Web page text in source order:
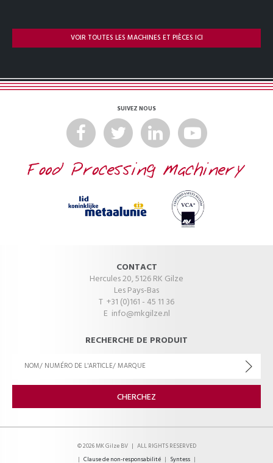
VOIR TOUTES LES MACHINES ET PIÈCES ICI
SUIVEZ NOUS
CONTACT
Hercules 20, 5126 RK Gilze
Les Pays-Bas
T +31 (0)161 - 45 11 36
E info@mkgilze.nl
RECHERCHE DE PRODUIT
© 2026 MK Gilze BV | ALL RIGHTS RESERVED
| Clause de non-responsabilité | Syntess |